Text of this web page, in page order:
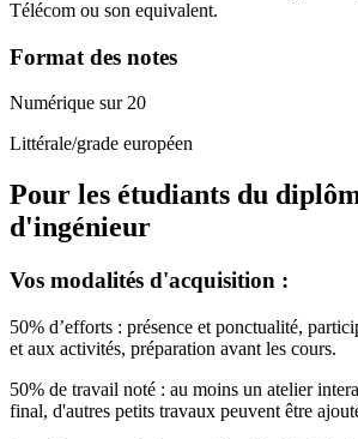
Télécom ou son equivalent.
Format des notes
Numérique sur 20
Littérale/grade européen
Pour les étudiants du
d'ingénieur
Vos modalités d'acquisition :
50% d’efforts : présence et ponctualité,
et aux activités, préparation avant les cours.
50% de travail noté : au moins un atelier
final, d'autres petits travaux peuvent être